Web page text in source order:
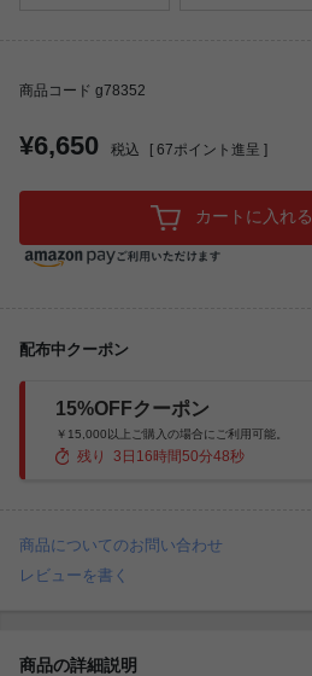
商品コード g78352
¥6,650 税込 [ 67ポイント進呈 ]
カートに入れる
配布中クーポン
15%OFFクーポン
￥15,000以上ご購入の場合にご利用可能。
残り 3 日 16 時間50分46秒
商品についてのお問い合わせ
レビューを書く
商品の詳細説明